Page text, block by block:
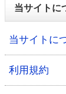
当サイトに
当サイトに
利用規約